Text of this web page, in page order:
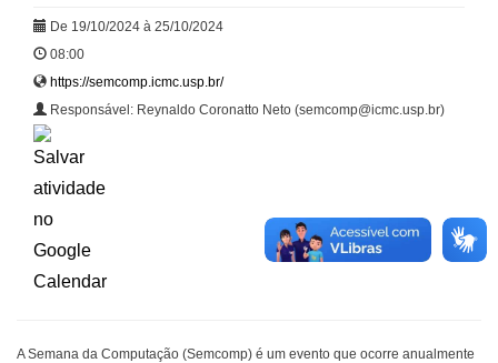
De 19/10/2024 à 25/10/2024
08:00
https://semcomp.icmc.usp.br/
Responsável: Reynaldo Coronatto Neto (semcomp@icmc.usp.br)
A Semana da Computação (Semcomp) é um evento que ocorre anualmente